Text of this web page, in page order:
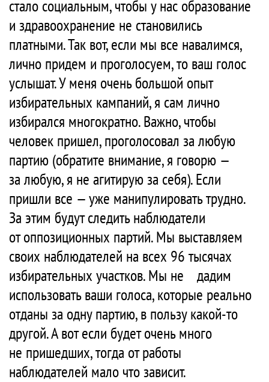
стало социальным, чтобы у нас образование
и здравоохранение не становились
платными. Так вот, если мы все навалимся,
лично придем и проголосуем, то ваш голос
услышат. У меня очень большой опыт
избирательных кампаний, я сам лично
избирался многократно. Важно, чтобы
человек пришел, проголосовал за любую
партию (обратите внимание, я говорю —
за любую, я не агитирую за себя). Если
пришли все — уже манипулировать трудно.
За этим будут следить наблюдатели
от оппозиционных партий. Мы выставляем
своих наблюдателей на всех 96 тысячах
избирательных участков. Мы не дадим
использовать ваши голоса, которые реально
отданы за одну партию, в пользу какой-то
другой. А вот если будет очень много
не пришедших, тогда от работы
наблюдателей мало что зависит.